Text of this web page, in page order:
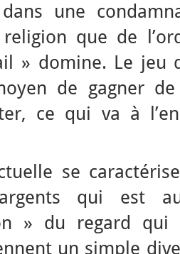
une
religion que de
» domine. Le jeu
de gagner de
ce qui va à
se
qui est
» du regard
un simple